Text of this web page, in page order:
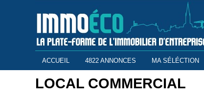
ACCUEIL 4822 ANNONCES MA SÉLÉCTION
LOCAL COMMERCIAL